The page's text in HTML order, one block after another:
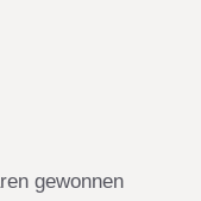
gewonnen